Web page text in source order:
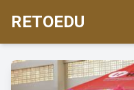
RETOEDU